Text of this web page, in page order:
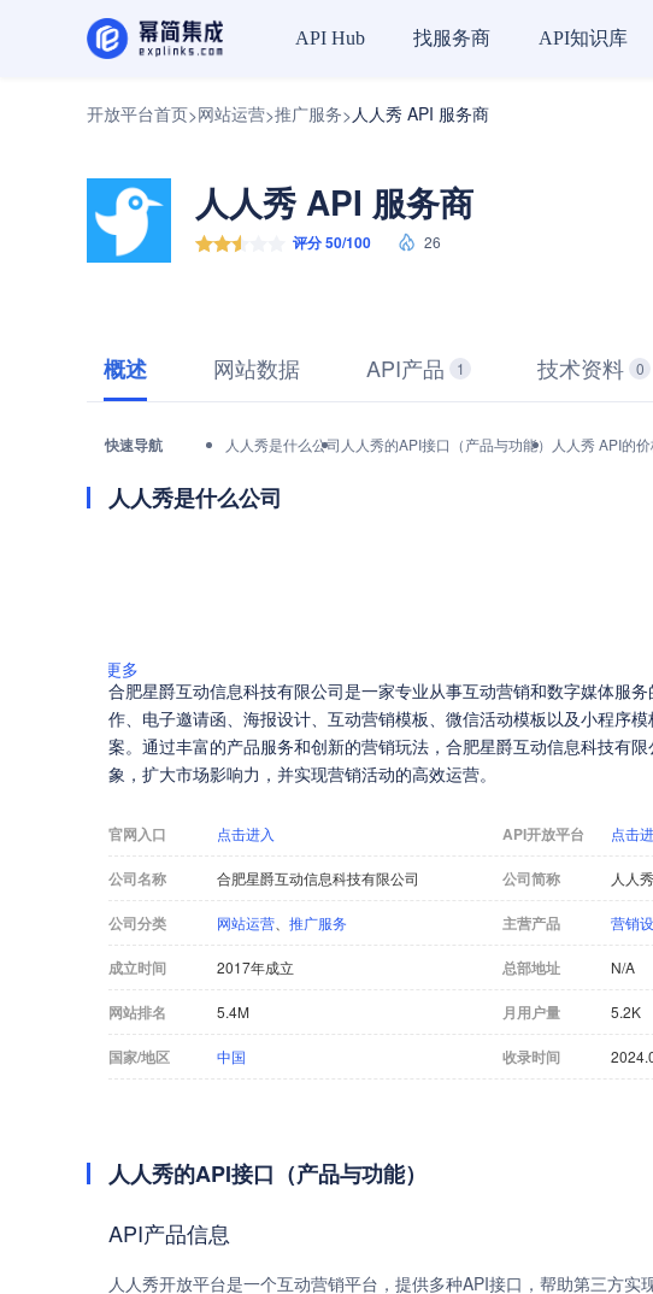
API Hub 找服务商 API知识库
开放平台首页>网站运营>推广服务>人人秀 API 服务商
人人秀 API 服务商
评分 50/100 26
概述 网站数据 API产品 1 技术资料 0
快速导航 人人秀是什么公司 人人秀的API接口（产品与功能） 人人秀 API的
人人秀是什么公司
更多
合肥星爵互动信息科技有限公司是一家专业从事互动营销和数字媒体服
作、电子邀请函、海报设计、互动营销模板、微信活动模板以及小程序
案。通过丰富的产品服务和创新的营销玩法，合肥星爵互动信息科技有
象，扩大市场影响力，并实现营销活动的高效运营。
官网入口 点击进入 API开放平台 点击
公司名称 合肥星爵互动信息科技有限公司 公司简称 人人秀
公司分类 网站运营 推广服务 主营产品 营销
成立时间 2017年成立 总部地址 N/A
网站排名 5.4M 月用户量 5.2K
国家/地区 中国 收录时间
人人秀的API接口（产品与功能）
API产品信息
人人秀开放平台是一个互动营销平台，提供多种API接口，帮助第三方实